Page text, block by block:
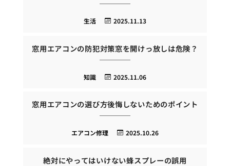
2025.11.13
生活
窓用エアコンの防犯対策窓を開けっ放しは危険？
2025.11.06
知識
窓用エアコンの選び方後悔しないためのポイント
2025.10.26
エアコン修理
絶対にやってはいけない蜂スプレーの誤用